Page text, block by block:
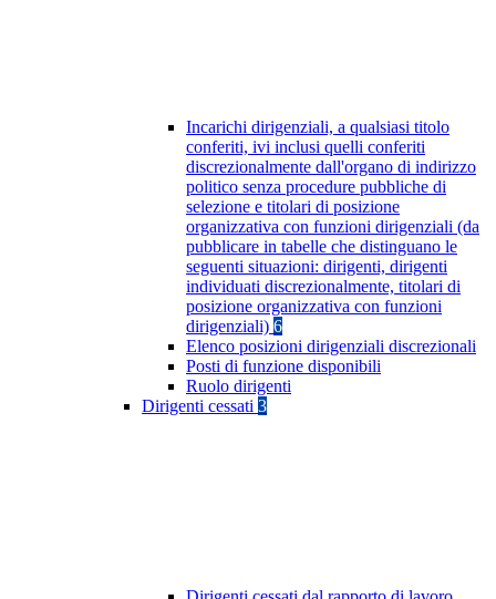
Incarichi dirigenziali, a qualsiasi titolo
conferiti, ivi inclusi quelli conferiti
discrezionalmente dall'organo di indirizzo
politico senza procedure pubbliche di
selezione e titolari di posizione
organizzativa con funzioni dirigenziali (da
pubblicare in tabelle che distinguano le
seguenti situazioni: dirigenti, dirigenti
individuati discrezionalmente, titolari di
posizione organizzativa con funzioni
dirigenziali) 6
Elenco posizioni dirigenziali discrezionali
Posti di funzione disponibili
Ruolo dirigenti
Dirigenti cessati 3